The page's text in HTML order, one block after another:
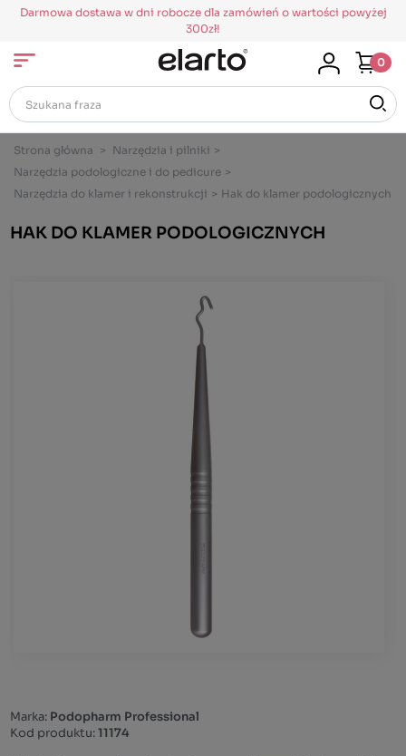
Darmowa dostawa w dni robocze dla zamówień o wartości powyżej
300zł!
0
Strona główna > Narzędzia i pilniki >
Narzędzia podologiczne i do pedicure >
Narzędzia do klamer i rekonstrukcji > Hak do klamer podologicznych
HAK DO KLAMER PODOLOGICZNYCH
Marka: Podopharm Professional
Kod produktu:11174